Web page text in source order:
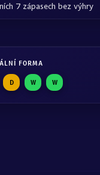
7 zápasech bez výhry
FORMA
D W W